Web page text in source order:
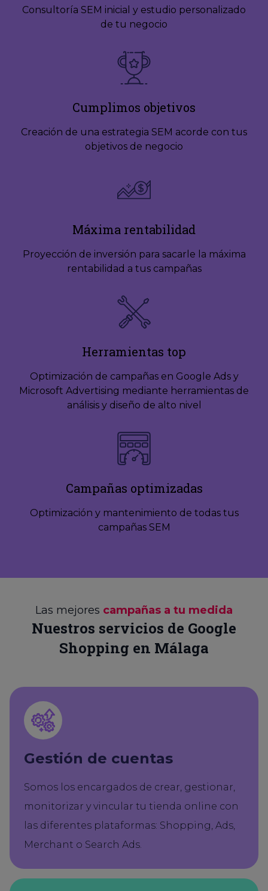
Consultoría SEM inicial y estudio personalizado
de tu negocio
Cumplimos objetivos
Creación de una estrategia SEM acorde con tus
objetivos de negocio
Máxima rentabilidad
Proyección de inversión para sacarle la máxima
rentabilidad a tus campañas
Herramientas top
Optimización de campañas en Google Ads y
Microsoft Advertising mediante herramientas de
análisis y diseño de alto nivel
Campañas optimizadas
Optimización y mantenimiento de todas tus
campañas SEM
Las mejores campañas a tu medida
Nuestros servicios de Google
Shopping en Málaga
Gestión de cuentas
Somos los encargados de crear, gestionar,
monitorizar y vincular tu tienda online con
las diferentes plataformas: Shopping, Ads,
Merchant o Search Ads.